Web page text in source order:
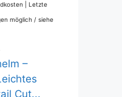
| Letzte
möglich / siehe